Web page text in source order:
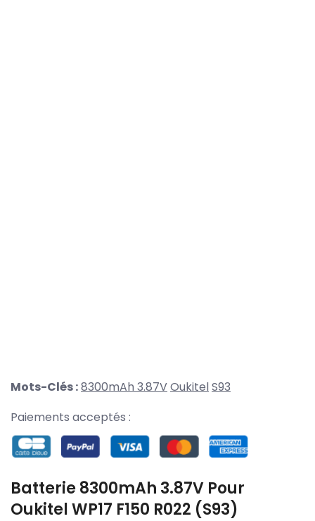
Mots-Clés :8300mAh 3.87VOukitelS93
Paiements acceptés :
Batterie 8300mAh 3.87V Pour
Oukitel WP17 F150 R022 (S93)